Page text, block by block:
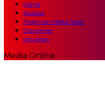
Home
Redaksi
Pedoman Media Siber
Disclaimer
Info Iklan
Media Online